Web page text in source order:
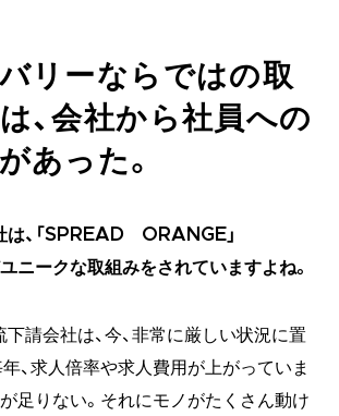
リーならではの取
、会社から社員への
あった。
は、「SPREAD ORANGE」
ニークな取組みをされていますよね。
請会社は、今、非常に厳しい状況に置
、求人倍率や求人費用が上がっていま
足りない。それにモノがたくさん動け